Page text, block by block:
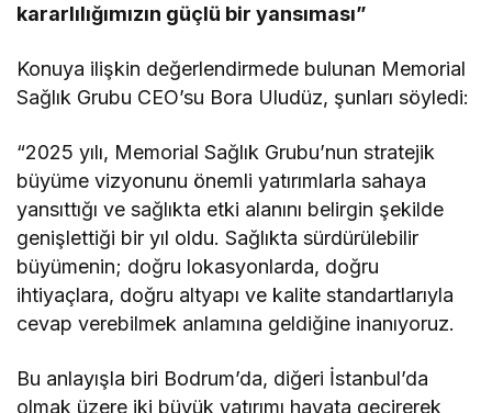
kararlılığımızın güçlü bir yansıması”
Konuya ilişkin değerlendirmede bulunan Memorial
Sağlık Grubu CEO’su Bora Uludüz, şunları söyledi:
“2025 yılı, Memorial Sağlık Grubu’nun stratejik
büyüme vizyonunu önemli yatırımlarla sahaya
yansıttığı ve sağlıkta etki alanını belirgin şekilde
genişlettiği bir yıl oldu. Sağlıkta sürdürülebilir
büyümenin; doğru lokasyonlarda, doğru
ihtiyaçlara, doğru altyapı ve kalite standartlarıyla
cevap verebilmek anlamına geldiğine inanıyoruz.
Bu anlayışla biri Bodrum’da, diğeri İstanbul’da
olmak üzere iki büyük yatırımı hayata geçirerek